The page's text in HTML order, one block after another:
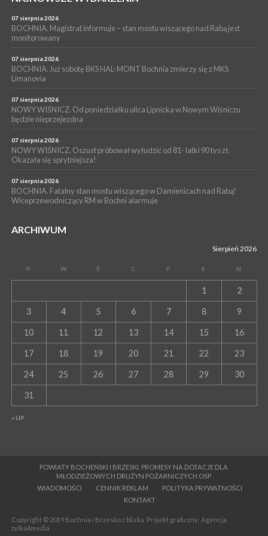
Z BOCHNI NA JASNĄ GÓRĘ. Drugi dzień wędrówki [ZDJĘCIA]
WYDARZENIA
NASZ NEWS. Powstał Komitet Ochrony Ładu
Przestrzennego Miasta Bochnia. To odpowiedź na działania
magistratu
07 sierpnia 2026
BOCHNIA. Magistrat informuje – stan mostu wiszącego nad Rabą jest
monitorowany
07 sierpnia 2026
BOCHNIA. Już sobotę BKS HAL-MONT Bochnia zmierzy się z MKS
Limanovia
07 sierpnia 2026
NOWY WIŚNICZ. Od poniedziałku ulica Lipnicka w Nowym Wiśniczu
będzie nieprzejezdna
07 sierpnia 2026
NOWY WIŚNICZ. Oszust próbował wyłudzić od 81- latki 90 tys zł.
Okazała się sprytniejsza!
07 sierpnia 2026
BOCHNIA. Fatalny stan mostu wiszącego w Damienicach nad Rabą!
Wiceprzewodniczący RM w Bochni alarmuje
ARCHIWUM
Sierpień 2026
P W Ś C P S N
« LIP
1 2
3 4 5 6 7 8 9
10 11 12 13 14 15 16
17 18 19 20 21 22 23
24 25 26 27 28 29 30
31
POWIATY BOCHEŃSKI I BRZESKI. PROMESY NA DOTACJE DLA
MŁODZIEŻOWYCH DRUŻYN POŻARNICZYCH OSP
WIADOMOŚCI
CENNIK REKLAM
POLITYKA PRYWATNOŚCI
KONTAKT
Copyright © 2019 Bochnia i Brzesko z bliska. Projekt graficzny: Agencja
zylko4media